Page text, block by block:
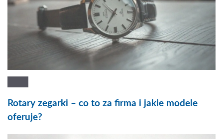
Rotary zegarki – co to za firma i jakie modele
oferuje?